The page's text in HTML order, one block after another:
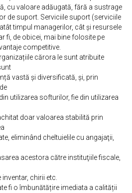
cu valoare adăugată, fără a sustrage
de suport. Serviciile suport (serviciile
timpul managerilor, cât și resursele
fi, de obicei, mai bine folosite pe
competitive.
cărora le sunt atribuite
vastă și diversificată, și, prin
utilizarea softurilor, fie din utilizarea
doar valoarea stabilită prin
eliminând cheltuielile cu angajaţii,
acestora către instituţiile fiscale,
chirii etc.
fi o îmbunătățire imediata a calității